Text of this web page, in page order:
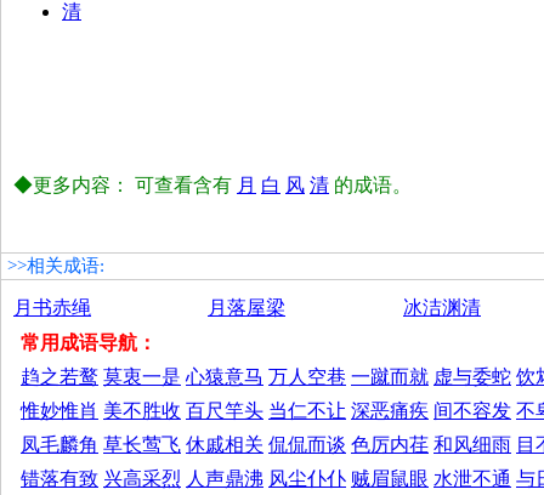
清
◆更多内容： 可查看含有 月 白 风 清 的成语。
>>相关成语:
月书赤绳 月落屋梁
冰洁渊清
常用成语导航：
趋之若鹜 莫衷一是 心猿意马 万人空巷 一蹴而就 虚与委蛇 饮
惟妙惟肖 美不胜收 百尺竿头 当仁不让 深恶痛疾 间不容发 不
凤毛麟角 草长莺飞 休戚相关 侃侃而谈 色厉内荏 和风细雨 目
错落有致 兴高采烈 人声鼎沸 风尘仆仆 贼眉鼠眼 水泄不通 与